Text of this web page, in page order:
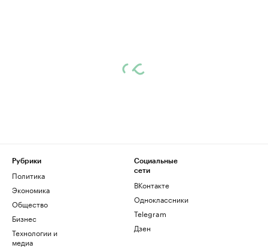
Рубрики
Политика
Экономика
Общество
Бизнес
Технологии и
медиа
Социальные
сети
ВКонтакте
Одноклассники
Telegram
Дзен